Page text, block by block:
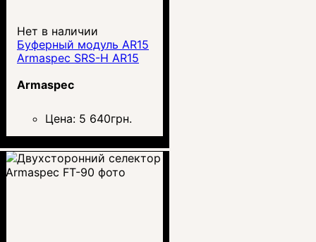
Нет в наличии
Буферный модуль AR15
Armaspec SRS-H AR15
Armaspec
Цена: 5 640грн.